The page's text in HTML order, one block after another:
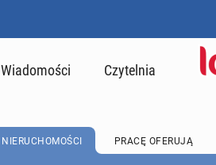
Wiadomości Czytelnia
NIERUCHOMOŚCI PRACĘ OFERUJĄ